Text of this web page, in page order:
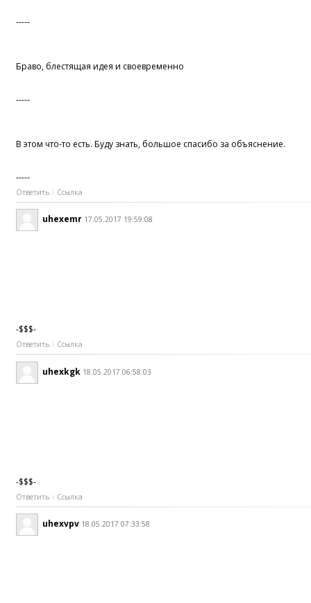
-----
Браво, блестящая идея и своевременно
-----
В этом что-то есть. Буду знать, большое спасибо за объяснение.
-----
Ответить Ссылка
uhexemr 17.05.2017 19:59:08
-$$$-
Ответить Ссылка
uhexkgk 18.05.2017 06:58:03
-$$$-
Ответить Ссылка
uhexvpv 18.05.2017 07:33:58